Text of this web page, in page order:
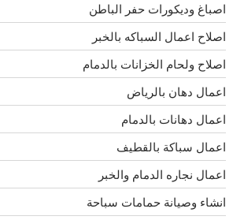
اصباغ وديكورات حفر الباطن
اصلاح اعمال السباكه بالخبر
اصلاح ولحام الخزانات بالدمام
اعمال دهان بالرياض
اعمال دهانات بالدمام
اعمال سباكة بالقطيف
اعمال نجاره الدمام والخبر
انشاء وصيانة حمامات سباحة